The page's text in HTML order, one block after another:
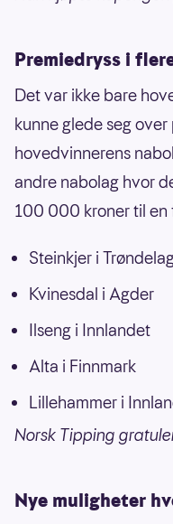
Premiedryss i
Det var ikke bare
kunne glede seg
hovedvinnerens
andre nabolag hvor
100 000 kroner til en
Steinkjer i
Kvinesdal i Agder
Ilseng i Innlandet
Alta i Finnmark
Lillehammer i
Norsk Tipping
Nye muligheter